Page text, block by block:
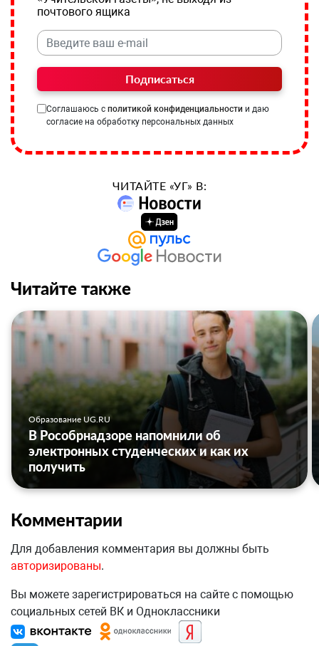
почтового ящика
Подписаться
Соглашаюсь с политикой конфиденциальности и даю
согласие на обработку персональных данных
ЧИТАЙТЕ «УГ» В:
Читайте также
Образование UG.RU
В Рособрнадзоре напомнили об
электронных студенческих и как их
получить
Комментарии
Для добавления комментария вы должны быть
авторизированы.
Вы можете зарегистрироваться на сайте с помощью
социальных сетей ВК и Одноклассники